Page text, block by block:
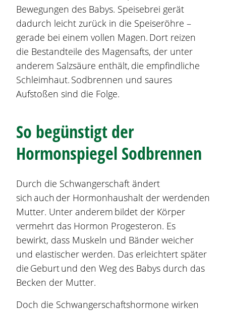
Bewegungen des Babys. Speisebrei gerät
dadurch leicht zurück in die Speiseröhre –
gerade bei einem vollen Magen. Dort reizen
die Bestandteile des Magensafts, der unter
anderem Salzsäure enthält, die empfindliche
Schleimhaut. Sodbrennen und saures
Aufstoßen sind die Folge.
So begünstigt der
Hormonspiegel Sodbrennen
Durch die Schwangerschaft ändert
sich auch der Hormonhaushalt der werdenden
Mutter. Unter anderem bildet der Körper
vermehrt das Hormon Progesteron. Es
bewirkt, dass Muskeln und Bänder weicher
und elastischer werden. Das erleichtert später
die Geburt und den Weg des Babys durch das
Becken der Mutter.
Doch die Schwangerschaftshormone wirken